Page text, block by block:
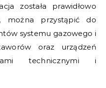
została prawidłowo
można przystąpić do
systemu gazowego i
oraz urządzeń
technicznymi i